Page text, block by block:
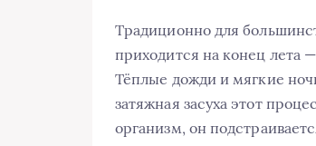
Традиционно для
приходится на конец лета
Тёплые дожди и мягкие
затяжная засуха этот
организм, он